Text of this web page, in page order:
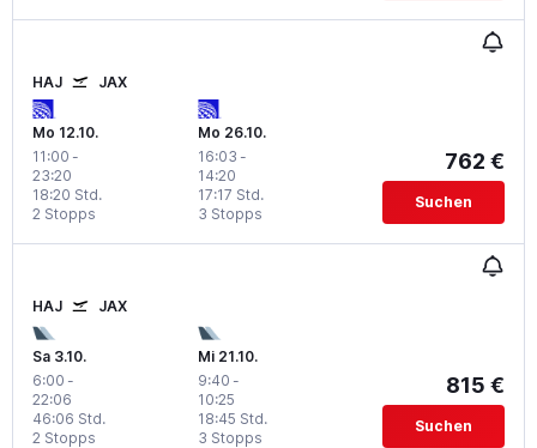
HAJ JAX
Mo 12.10.
11:00 -
23:20
2 Stopps
18:20 Std.
Mo 26.10.
16:03 -
14:20
3 Stopps
17:17 Std.
762 €
Suchen
HAJ JAX
Sa 3.10.
6:00 -
22:06
2 Stopps
46:06 Std.
Mi 21.10.
9:40 -
10:25
3 Stopps
18:45 Std.
815 €
Suchen